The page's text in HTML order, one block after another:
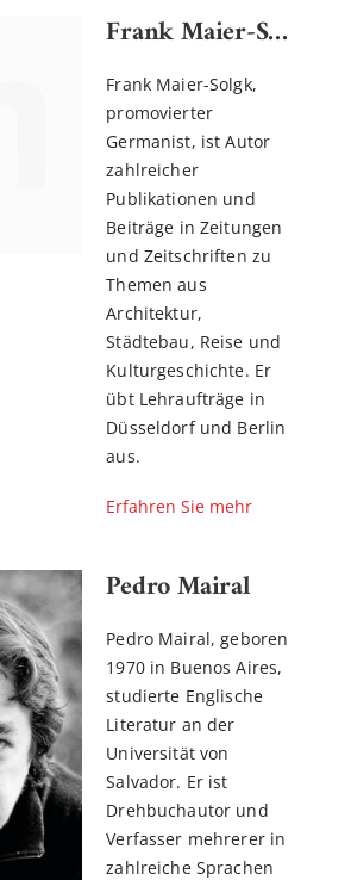
Frank Maier-Solgk
Frank Maier-Solgk,
promovierter
Germanist, ist Autor
zahlreicher
Publikationen und
Beiträge in Zeitungen
und Zeitschriften zu
Themen aus
Architektur,
Städtebau, Reise und
Kulturgeschichte. Er
übt Lehraufträge in
Düsseldorf und Berlin
aus.
Erfahren Sie mehr
Pedro Mairal
Pedro Mairal, geboren
1970 in Buenos Aires,
studierte Englische
Literatur an der
Universität von
Salvador. Er ist
Drehbuchautor und
Verfasser mehrerer in
zahlreiche Sprachen